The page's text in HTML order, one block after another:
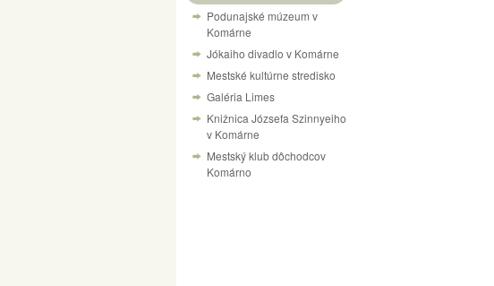
Podunajské múzeum v
Komárne
Jókaiho divadlo v Komárne
Mestské kultúrne stredisko
Galéria Limes
Knižnica Józsefa Szinnyeiho
v Komárne
Mestský klub dôchodcov
Komárno